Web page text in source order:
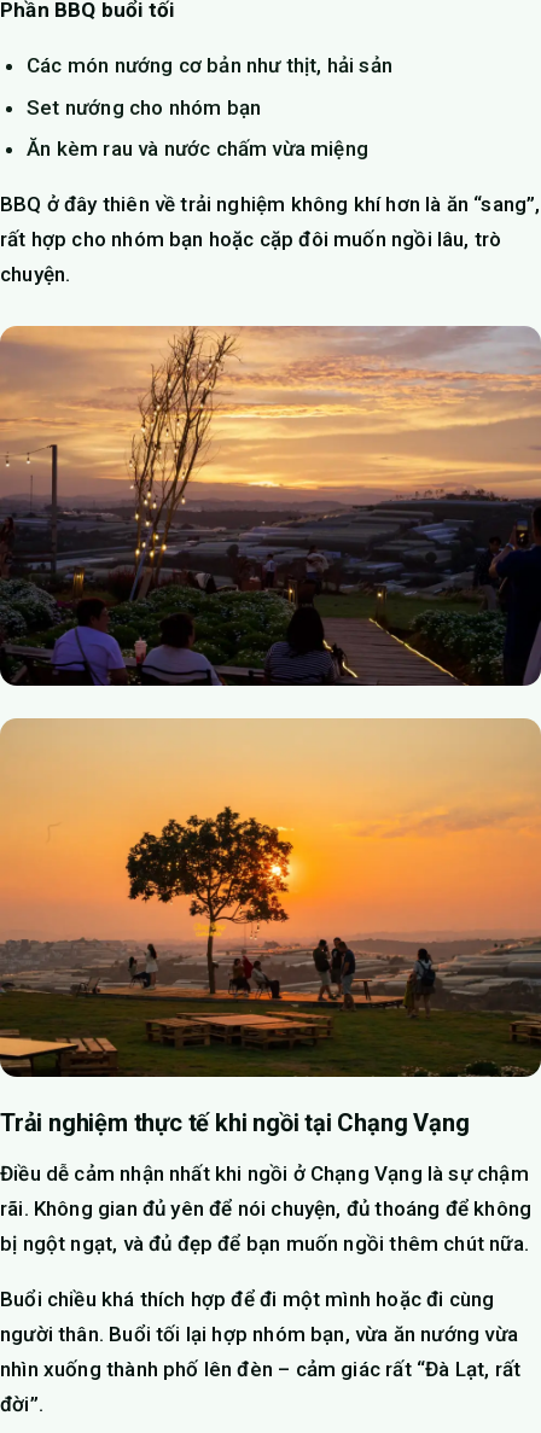
Phần BBQ buổi tối
Các món nướng cơ bản như thịt, hải sản
Set nướng cho nhóm bạn
Ăn kèm rau và nước chấm vừa miệng
BBQ ở đây thiên về trải nghiệm không khí hơn là ăn “sang”,
rất hợp cho nhóm bạn hoặc cặp đôi muốn ngồi lâu, trò
chuyện.
Trải nghiệm thực tế khi ngồi tại Chạng Vạng
Điều dễ cảm nhận nhất khi ngồi ở Chạng Vạng là sự chậm
rãi. Không gian đủ yên để nói chuyện, đủ thoáng để không
bị ngột ngạt, và đủ đẹp để bạn muốn ngồi thêm chút nữa.
Buổi chiều khá thích hợp để đi một mình hoặc đi cùng
người thân. Buổi tối lại hợp nhóm bạn, vừa ăn nướng vừa
nhìn xuống thành phố lên đèn – cảm giác rất “Đà Lạt, rất
đời”.